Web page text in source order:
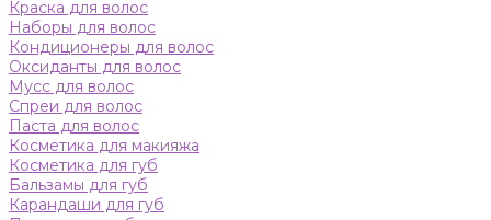
Краска для волос
Наборы для волос
Кондиционеры для волос
Оксиданты для волос
Мусс для волос
Спреи для волос
Паста для волос
Косметика для макияжа
Косметика для губ
Бальзамы для губ
Карандаши для губ